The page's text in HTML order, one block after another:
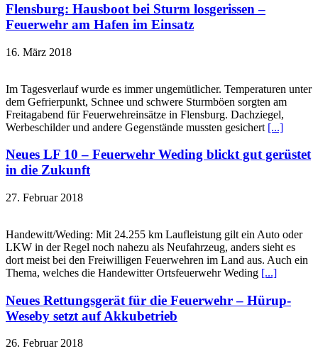
Flensburg: Hausboot bei Sturm losgerissen –
Feuerwehr am Hafen im Einsatz
16. März 2018
Im Tagesverlauf wurde es immer ungemütlicher. Temperaturen unter
dem Gefrierpunkt, Schnee und schwere Sturmböen sorgten am
Freitagabend für Feuerwehreinsätze in Flensburg. Dachziegel,
Werbeschilder und andere Gegenstände mussten gesichert [...]
Neues LF 10 – Feuerwehr Weding blickt gut gerüstet
in die Zukunft
27. Februar 2018
Handewitt/Weding: Mit 24.255 km Laufleistung gilt ein Auto oder
LKW in der Regel noch nahezu als Neufahrzeug, anders sieht es
dort meist bei den Freiwilligen Feuerwehren im Land aus. Auch ein
Thema, welches die Handewitter Ortsfeuerwehr Weding [...]
Neues Rettungsgerät für die Feuerwehr – Hürup-
Weseby setzt auf Akkubetrieb
26. Februar 2018